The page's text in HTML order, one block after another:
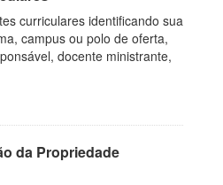
curriculares identificando sua
campus ou polo de oferta,
docente ministrante,
da Propriedade